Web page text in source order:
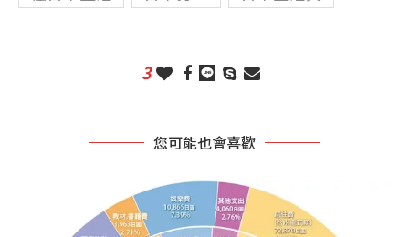
3
您可能也會喜歡